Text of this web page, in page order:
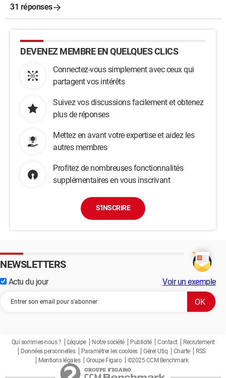
31 réponses
DEVENEZ MEMBRE EN QUELQUES CLICS
Connectez-vous simplement avec ceux qui
partagent vos intérêts
Suivez vos discussions facilement et obtenez
plus de réponses
Mettez en avant votre expertise et aidez les
autres membres
Profitez de nombreuses fonctionnalités
supplémentaires en vous inscrivant
S'INSCRIRE
NEWSLETTERS
Actu du jour Voir un exemple
Qui sommes-nous ? L'équipe Notre société Publicité Contact
Recrutement
Données personnelles
Paramétrer les cookies Gérer Utiq Charte
RSS
Mentions légales
Groupe Figaro ©2025 CCM Benchmark